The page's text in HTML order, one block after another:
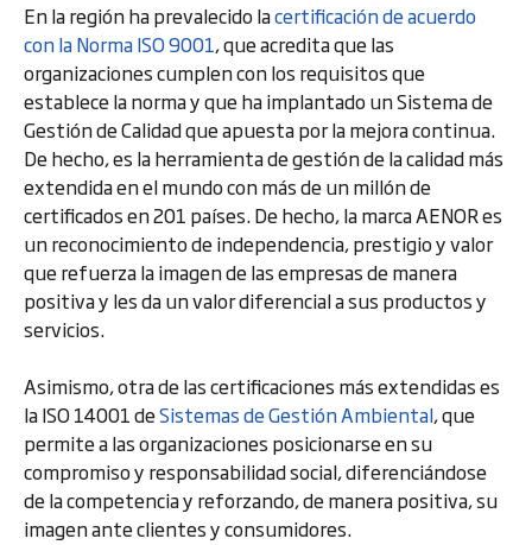
En la región ha prevalecido lacertificación de acuerdo
con la Norma ISO 9001, que acredita que las
organizaciones cumplen con los requisitos que
establece la norma y que ha implantado un Sistema de
Gestión de Calidad que apuesta por la mejora continua.
De hecho, es la herramienta de gestión de la calidad más
extendida en el mundo con más de un millón de
certificados en 201 países. De hecho, la marca AENOR es
un reconocimiento de independencia, prestigio y valor
que refuerza la imagen de las empresas de manera
positiva y les da un valor diferencial a sus productos y
servicios.
Asimismo, otra de las certificaciones más extendidas es
la ISO 14001 deSistemas de Gestión Ambiental, que
permite a las organizaciones posicionarse en su
compromiso y responsabilidad social, diferenciándose
de la competencia y reforzando, de manera positiva, su
imagen ante clientes y consumidores.